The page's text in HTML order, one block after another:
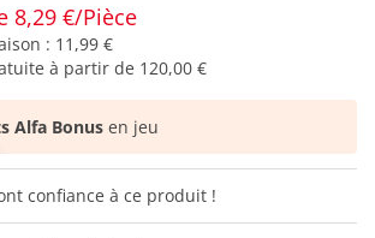
8,29 €/Pièce
: 11,99 €
à partir de 120,00 €
Alfa Bonus en jeu
confiance à ce produit !